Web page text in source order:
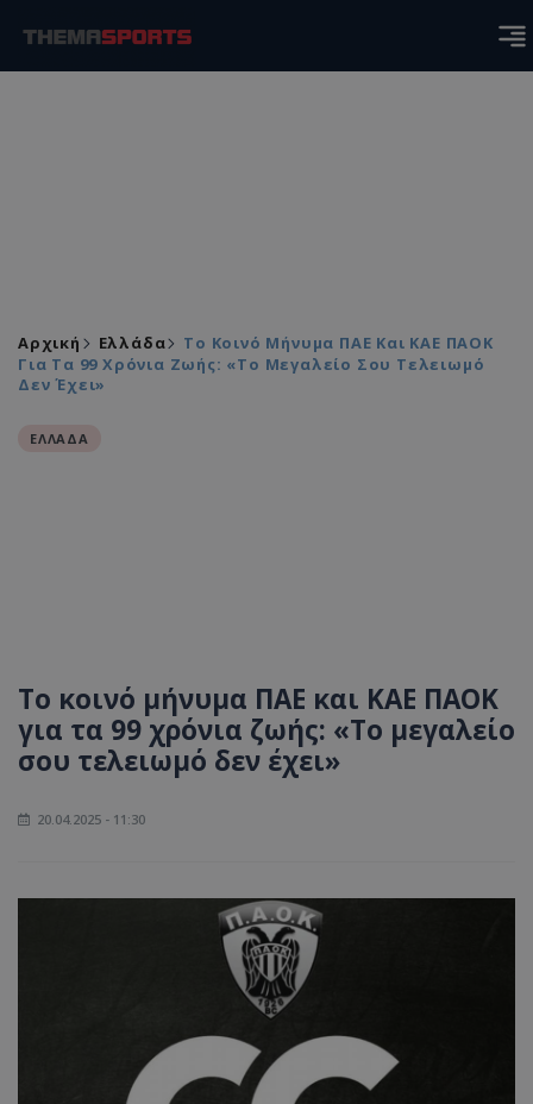
Αρχική Ελλάδα
Το Κοινό Μήνυμα ΠΑΕ Και ΚΑΕ ΠΑΟΚ
Για Τα 99 Χρόνια Ζωής: «Το Μεγαλείο Σου Τελειωμό
Δεν Έχει»
ΕΛΛΑΔΑ
Το κοινό μήνυμα ΠΑΕ και ΚΑΕ ΠΑΟΚ
για τα 99 χρόνια ζωής: «Το μεγαλείο
σου τελειωμό δεν έχει»
20.04.2025 - 11:30